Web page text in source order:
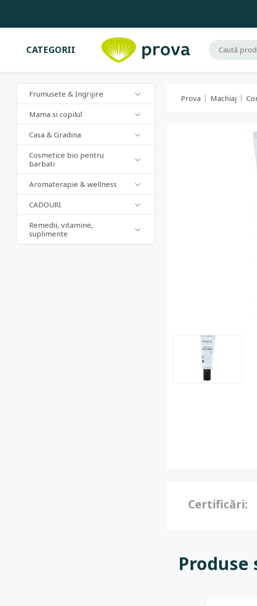
CATEGORII
Frumusete & Ingrijire
Mama si copilul
Casa & Gradina
Cosmetice bio pentru
barbati
Aromaterapie & wellness
CADOURI
Remedii, vitamine,
suplimente
Prova Machiaj
Certificări:
Produse